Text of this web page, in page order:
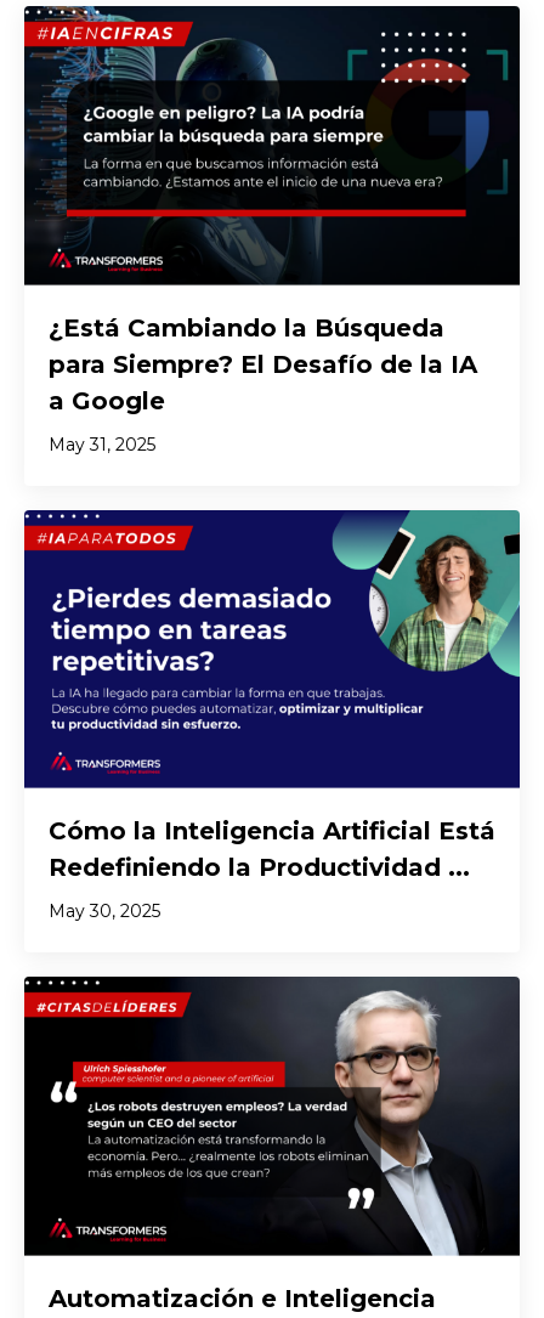
¿Está Cambiando la Búsqueda
para Siempre? El Desafío de la IA
a Google
May 31, 2025
Cómo la Inteligencia Artificial Está
Redefiniendo la Productividad ...
May 30, 2025
Automatización e Inteligencia